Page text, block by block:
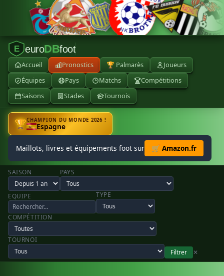
E euroDBfoot
Accueil Pronostics 🏆 Palmarès
Joueurs
Équipes
Pays Matchs
Compétitions
Saisons
Stades Tournois
🏆CHAMPION DU MONDE 2026 !
Espagne
Maillots, livres et équipements foot sur 🛒 Amazon.fr
SAISON PAYS
EQUIPE TYPE
COMPÉTITION
TOURNOI
Filtrer
✕